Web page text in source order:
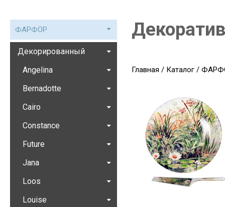
Главная / Каталог /
ФАРФОР
Декорированный
Angelina
Bernadotte
Cairo
Constance
Future
Jana
Loos
Louise